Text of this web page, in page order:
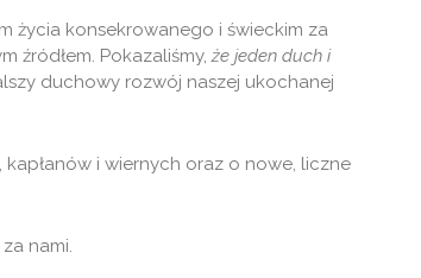
życia konsekrowanego i świeckim za
źródłem. Pokazaliśmy,że jeden duch i
duchowy rozwój naszej ukochanej
i wiernych oraz o nowe, liczne
nami.